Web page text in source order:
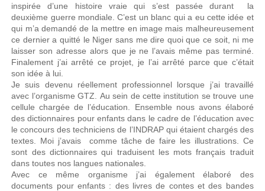
inspirée d’une histoire vraie qui s’est passée durant la
deuxième guerre mondiale. C’est un blanc qui a eu cette idée et
qui m’a demandé de la mettre en image mais malheureusement
ce dernier a quitté le Niger sans me dire quoi que ce soit, ni me
laisser son adresse alors que je ne l’avais même pas terminé.
Finalement j’ai arrêté ce projet, je l’ai arrêté parce que c’était
son idée à lui.
Je suis devenu réellement professionnel lorsque j’ai travaillé
avec l’organisme GTZ. Au sein de cette institution se trouve une
cellule chargée de l’éducation. Ensemble nous avons élaboré
des dictionnaires pour enfants dans le cadre de l’éducation avec
le concours des techniciens de l’INDRAP qui étaient chargés des
textes. Moi j’avais comme tâche de faire les illustrations. Ce
sont des dictionnaires qui traduisent les mots français traduit
dans toutes nos langues nationales.
Avec ce même organisme j’ai également élaboré des
documents pour enfants : des livres de contes et des bandes